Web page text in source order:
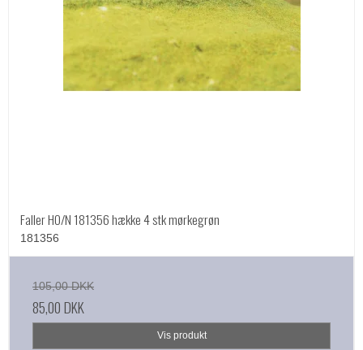
Faller HO/N 181356 hække 4 stk mørkegrøn
181356
105,00 DKK
85,00 DKK
Vis produkt